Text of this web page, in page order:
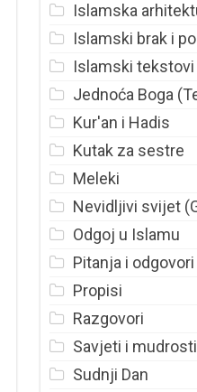
Islamska
Islamski brak i
Islamski tekstovi
Jednoća Boga
Kur'an i Hadis
Kutak za sestre
Meleki
Nevidljivi svijet
Odgoj u Islamu
Pitanja i odgovori
Propisi
Razgovori
Savjeti i mudrosti
Sudnji Dan